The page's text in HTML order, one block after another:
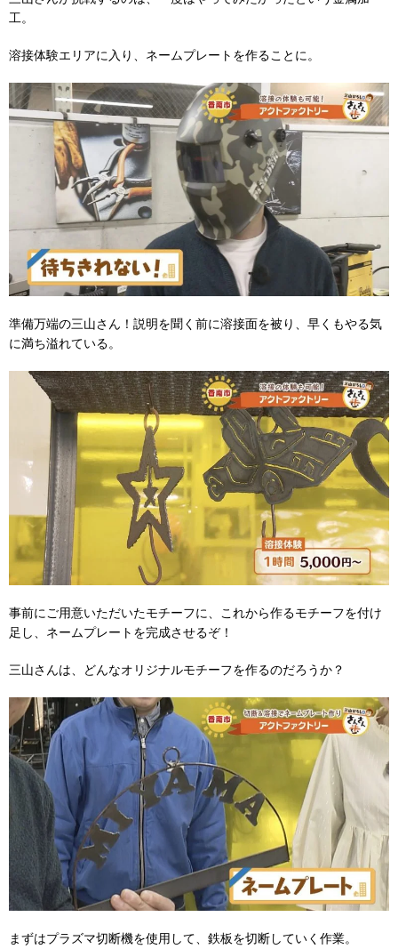
工。
溶接体験エリアに入り、ネームプレートを作ることに。
準備万端の三山さん！説明を聞く前に溶接面を被り、早くもやる気
に満ち溢れている。
事前にご用意いただいたモチーフに、これから作るモチーフを付け
足し、ネームプレートを完成させるぞ！
三山さんは、どんなオリジナルモチーフを作るのだろうか？
まずはプラズマ切断機を使用して、鉄板を切断していく作業。